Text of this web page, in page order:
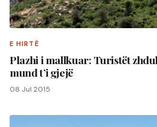
E HIRTË
Plazhi i mallkuar: Turistët
mund t’i gjejë
08 Jul 2015